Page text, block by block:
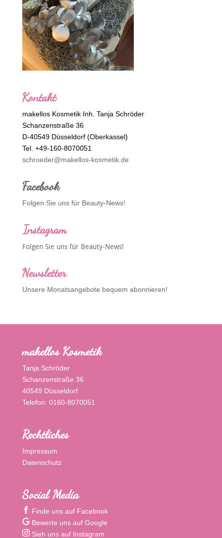
Kontakt
makellos Kosmetik Inh. Tanja Schröder
Schanzenstraße 36
D-40549 Düsseldorf (Oberkassel)
Tel. +49-160-8070051
schroeder@makellos-kosmetik.de
Facebook
Folgen Sie uns für Beauty-News!
Instagram
Folgen Sie uns für Beauty-News!
Newsletter
Unsere Monatsangebote bequem abonnieren!
makellos Kosmetik
Tanja Schröder
Schanzenstraße 36
40549 Düsseldorf
Telefon: 0160-8070051
Rechtliches
Impressum
Datenschutz
Social Media
Finde uns auf Facebook
Bewerte uns auf Google
Sieh uns auf Instagram